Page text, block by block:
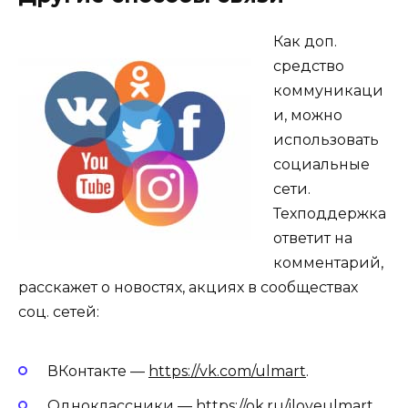
Как доп.
средство
коммуникаци
и, можно
использовать
социальные
сети.
Техподдержка
ответит на
комментарий,
расскажет о новостях, акциях в сообществах
соц. сетей:
ВКонтакте — https://vk.com/ulmart.